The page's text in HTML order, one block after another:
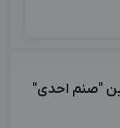
"صنم احدی"